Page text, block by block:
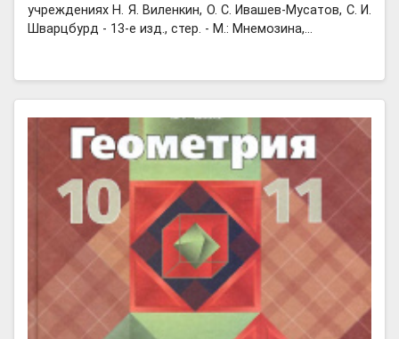
учреждениях Н. Я. Виленкин, О. С. Ивашев-Мусатов, С. И.
Шварцбурд - 13-е изд., стер. - М.: Мнемозина,…